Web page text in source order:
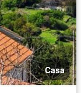
Casa